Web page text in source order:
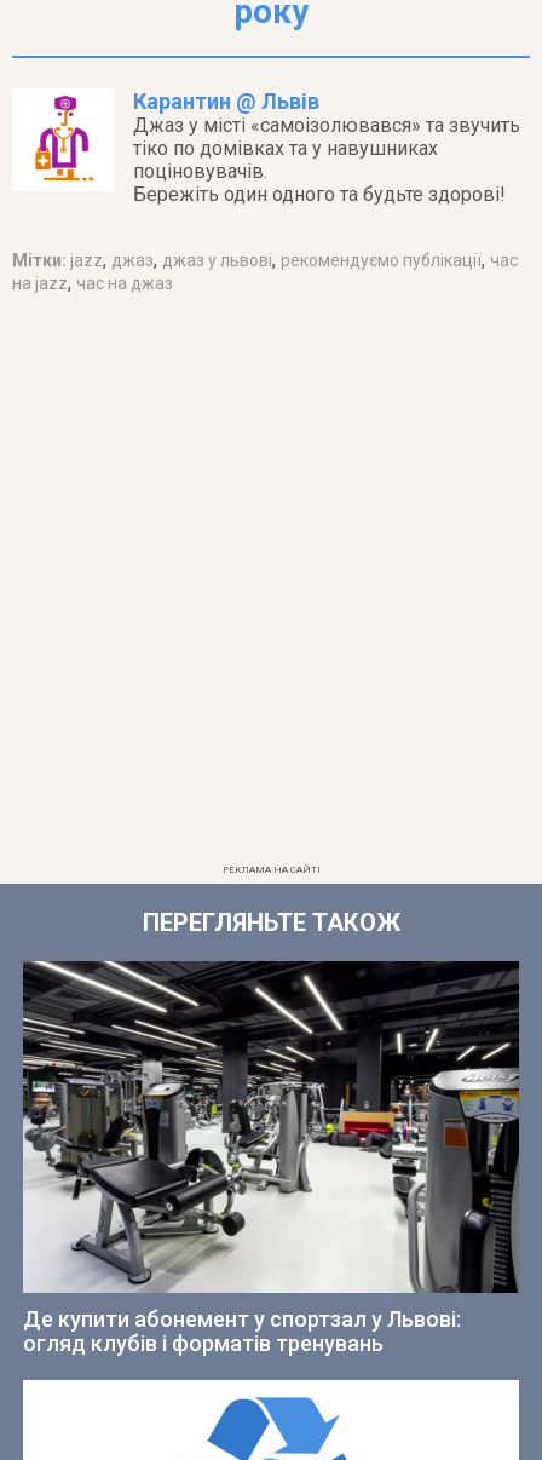
року
Карантин @ Львів
Джаз у місті «самоізолювався» та звучить
тіко по домівках та у навушниках
поціновувачів.
Бережіть один одного та будьте здорові!
Мітки: jazz, джаз, джаз у львові, рекомендуємо публікації, час
на jazz, час на джаз
РЕКЛАМА НА САЙТІ
ПЕРЕГЛЯНЬТЕ ТАКОЖ
Де купити абонемент у спортзал у Львові:
огляд клубів і форматів тренувань